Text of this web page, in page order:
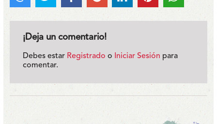
¡Deja un comentario!
Debes estar Registrado o Iniciar Sesión para
comentar.